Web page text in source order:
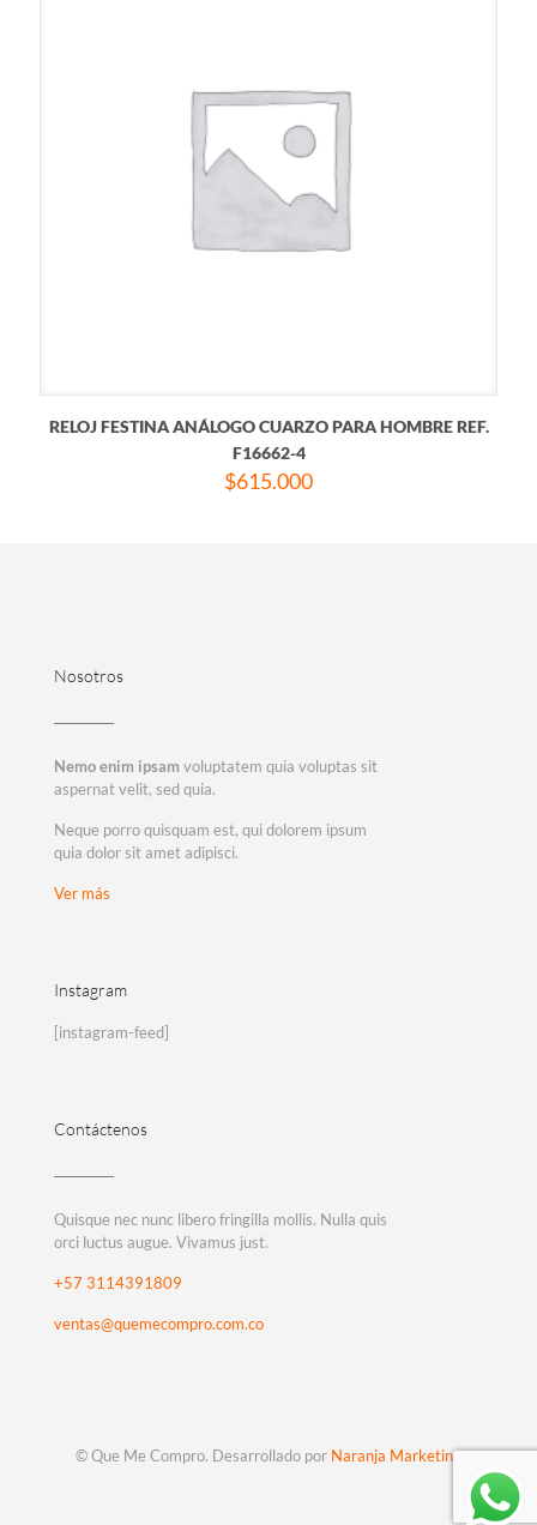
RELOJ FESTINA ANÁLOGO CUARZO PARA HOMBRE REF.
F16662-4
$615.000
Nosotros
Nemo enim ipsam voluptatem quia voluptas sit
aspernat velit, sed quia.
Neque porro quisquam est, qui dolorem ipsum
quia dolor sit amet adipisci.
Ver más
Instagram
[instagram-feed]
Contáctenos
Quisque nec nunc libero fringilla mollis. Nulla quis
orci luctus augue. Vivamus just.
+57 3114391809
ventas@quemecompro.com.co
© Que Me Compro. Desarrollado por Naranja Marketing